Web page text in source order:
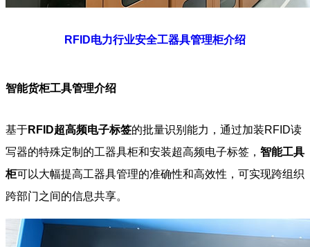
RFID电力行业安全工器具管理柜介绍
智能货柜工具管理介绍
基于RFID超高频电子标签的批量识别能力，通过加装RFID读
写器的特殊定制的工器具柜和安装超高频电子标签， 智能工具
柜可以大幅提高工器具管理的准确性和高效性，可实现跨组织
跨部门之间的信息共享。